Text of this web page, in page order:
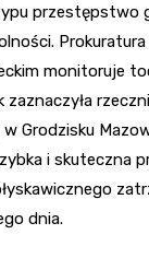
przestępstwo
monitoruje
Grodzisku
i skuteczna
dnia.